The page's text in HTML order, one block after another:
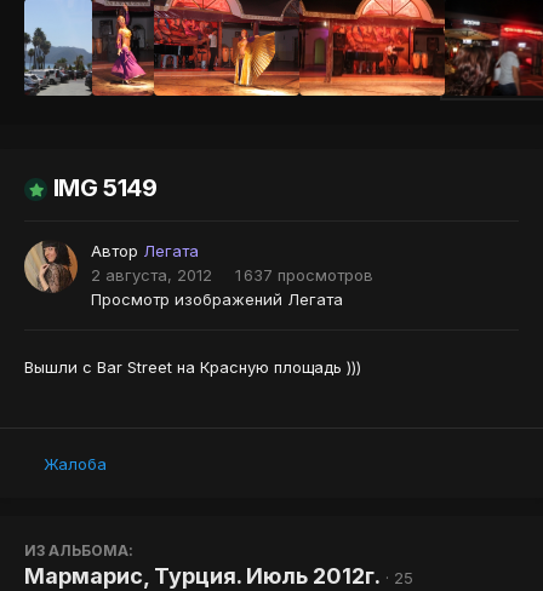
IMG 5149
Автор Легата
2 августа, 2012
1 637 просмотров
Просмотр изображений Легата
Вышли с Bar Street на Красную площадь )))
Жалоба
ИЗ АЛЬБОМА:
Мармарис, Турция. Июль 2012г. · 25